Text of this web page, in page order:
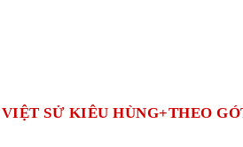
SỬ KIÊU HÙNG+THEO